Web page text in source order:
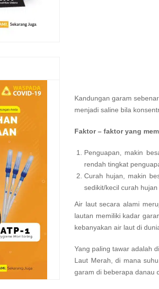
Kandungan garam
menjadi saline bila
Faktor – faktor yang
Penguapan, makin
rendah tingkat
Curah hujan, makin
sedikit/kecil curah
Air laut secara alami
lautan memiliki kadar
kebanyakan air laut di
Yang paling tawar adalah
Laut Merah, di mana
garam di beberapa danau